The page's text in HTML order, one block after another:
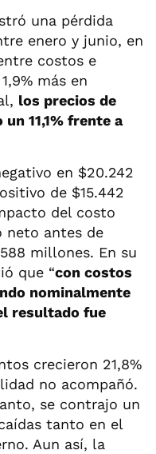
una pérdida
enero y junio, en
costos e
más en
los precios de
11,1% frente a
en $20.242
de $15.442
del costo
neto antes de
millones. En su
que “con costos
nominalmente
resultado fue
crecieron 21,8%
no acompañó.
se contrajo un
tanto en el
Aun así, la